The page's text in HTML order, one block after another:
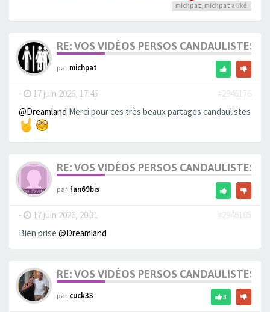
michpat, michpat a liké
RE: VOS VIDÉOS PERSOS CANDAULISTES
parmichpat
- 17 juin 2026, 17:45
#2946176
@Dreamland Merci pour ces très beaux partages candaulistes
RE: VOS VIDÉOS PERSOS CANDAULISTES
parfan69bis
- 17 juin 2026, 20:31
#2946185
Bien prise @Dreamland
RE: VOS VIDÉOS PERSOS CANDAULISTES
parcuck33 3